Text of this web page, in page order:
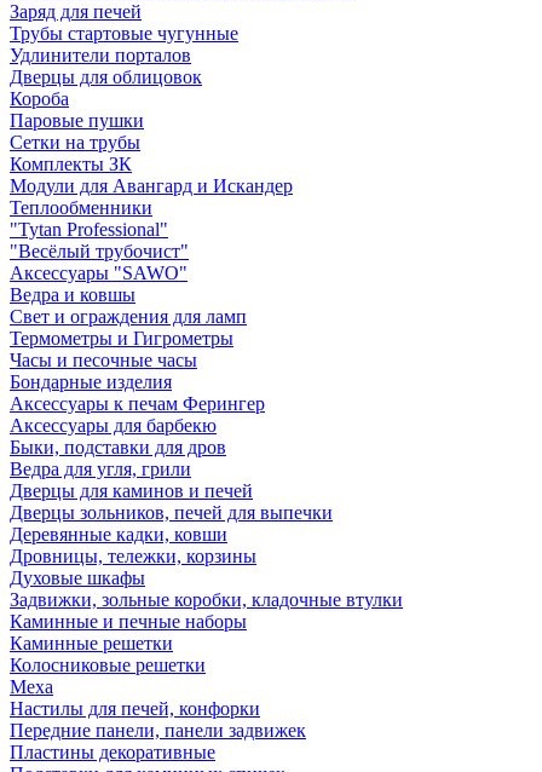
Заряд для печей
Трубы стартовые чугунные
Удлинители порталов
Дверцы для облицовок
Короба
Паровые пушки
Сетки на трубы
Комплекты ЗК
Модули для Авангард и Искандер
Теплообменники
"Tytan Professional"
"Весёлый трубочист"
Аксессуары "SAWO"
Ведра и ковшы
Свет и ограждения для ламп
Термометры и Гигрометры
Часы и песочные часы
Бондарные изделия
Аксессуары к печам Ферингер
Аксессуары для барбекю
Быки, подставки для дров
Ведра для угля, грили
Дверцы для каминов и печей
Дверцы зольников, печей для выпечки
Деревянные кадки, ковши
Дровницы, тележки, корзины
Духовые шкафы
Задвижки, зольные коробки, кладочные втулки
Каминные и печные наборы
Каминные решетки
Колосниковые решетки
Меха
Настилы для печей, конфорки
Передние панели, панели задвижек
Пластины декоративные